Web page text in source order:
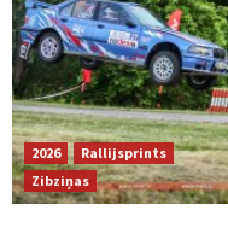
2026
Rallijsprints
Zibziņas